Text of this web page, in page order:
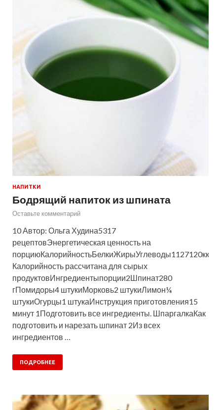
НАПИТКИ
Бодрящий напиток из шпината
Оставьте комментарий
10 Автор: Ольга Худина5317
рецептовЭнергетическая ценность на
Калорийность рассчитана для сырых
продуктовИнгредиентыпорции2Шпинат280
гПомидоры4 штукиМорковь2 штукиЛимон¼
штукиОгурцы1 штукаИнструкция приготовления15
минут 1Подготовить все ингредиенты. ШпаргалкаКак
подготовить и нарезать шпинат 2Из всех
ингредиентов …
ПОДРОБНЕЕ